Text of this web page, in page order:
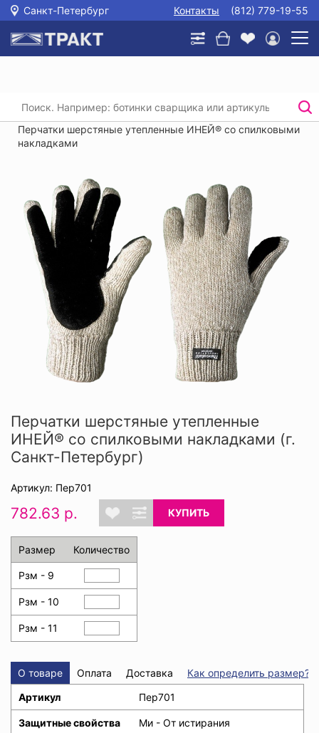
Санкт-Петербург Контакты (812) 779-19-55
Главная / /
Трикотажные перчатки, перчатки хб с пвх
/
Перчатки шерстяные утепленные ИНЕЙ® со спилковыми
накладками
Перчатки шерстяные утепленные
ИНЕЙ® со спилковыми накладками (г.
Санкт-Петербург)
Артикул: Пер701
782.63 р. КУПИТЬ
Размер Количество
Рзм - 9
Рзм - 10
Рзм - 11
О товаре Оплата Доставка
Как определить размер?
Артикул
Пер701
Защитные свойства Ми - От истирания